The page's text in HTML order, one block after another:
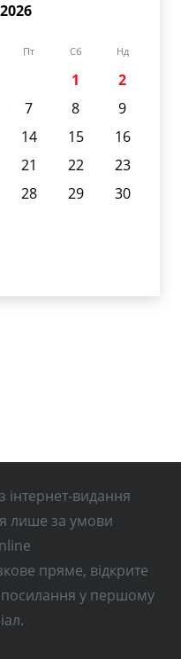
Пт Сб Нд
1
2
7 8
9
14 15
16
21 22
23
28 29
30
інтернет-видання
лише за умови
пряме, відкрите
у першому